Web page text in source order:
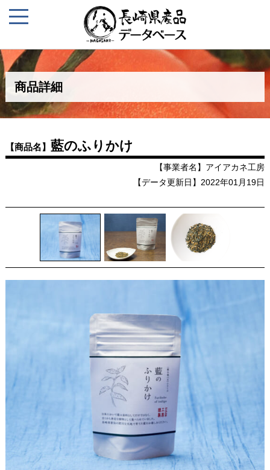
商品詳細
【商品名】 藍のふりかけ
【事業者名】アイアカネ工房
【データ更新日】2022年01月19日